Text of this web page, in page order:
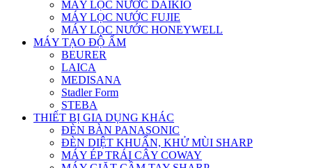
MÁY LỌC NƯỚC DAIKIO
MÁY LỌC NƯỚC FUJIE
MÁY LỌC NƯỚC HONEYWELL
MÁY TẠO ĐỘ ẨM
BEURER
LAICA
MEDISANA
Stadler Form
STEBA
THIẾT BỊ GIA DỤNG KHÁC
ĐÈN BÀN PANASONIC
ĐÈN DIỆT KHUẨN, KHỬ MÙI SHARP
MÁY ÉP TRÁI CÂY COWAY